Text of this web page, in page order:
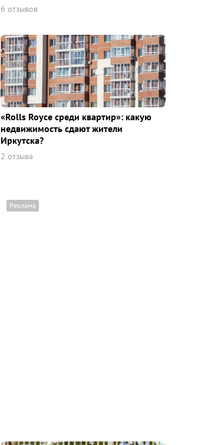
6 отзывов
«Rolls Royce среди квaртир»: какую
недвижимость сдают жители
Иркутска?
2 отзыва